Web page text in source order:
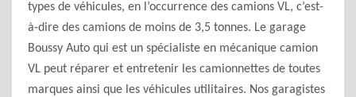
types de véhicules, en l’occurrence des camions VL, c’est-
à-dire des camions de moins de 3,5 tonnes. Le garage
Boussy Auto qui est un spécialiste en mécanique camion
VL peut réparer et entretenir les camionnettes de toutes
marques ainsi que les véhicules utilitaires. Nos garagistes